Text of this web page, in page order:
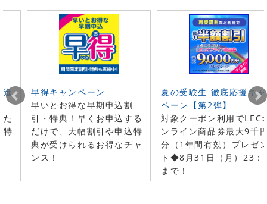
進
特
早得キャンペーン
早いとお得な早期申込割
引・特典！早くお申込する
だけで、大幅割引や申込特
典が受けられるお得なチャ
ンス！
夏の受験生 徹底応援キ
ペーン【第2弾】
対象クーポン利用でLEC
ンライン商品券最大9千
分（1年間有効）プレゼ
ト◆8月31日（月）23：
まで！